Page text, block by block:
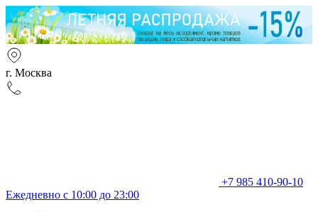
г. Москва
+7 985 410-90-10
Ежедневно с 10:00 до 23:00